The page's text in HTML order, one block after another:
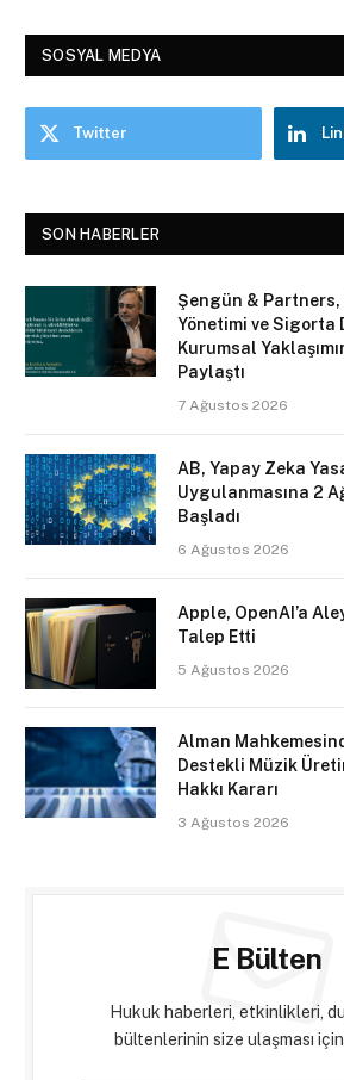
SOSYAL MEDYA
Twitter
SON HABERLER
Şengün &
Yönetimi ve Sigorta
Kurumsal
Paylaştı
7 Ağustos 2026
AB, Yapay Zeka
Uygulanmasına 2
Başladı
6 Ağustos 2026
Apple, OpenAI’a
Talep Etti
5 Ağustos 2026
Alman
Destekli Müzik
Hakkı Kararı
3 Ağustos 2026
E Bülten
Hukuk haberleri, etkinlikleri,
bültenlerinin size ulaşması için